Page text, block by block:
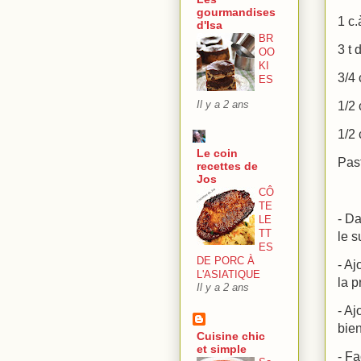
1
3 t
3/4
1/2
1/2
-
le
-
la
-
-
gourmandises
d'Isa
BR
OO
KI
ES
Il y a 2 ans
Le coin
recettes de
Jos
CÔ
TE
LE
TT
ES
DE PORC À
L'ASIATIQUE
Il y a 2 ans
Cuisine chic
et simple